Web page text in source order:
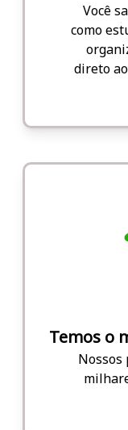
Você
como
direto
Temos o